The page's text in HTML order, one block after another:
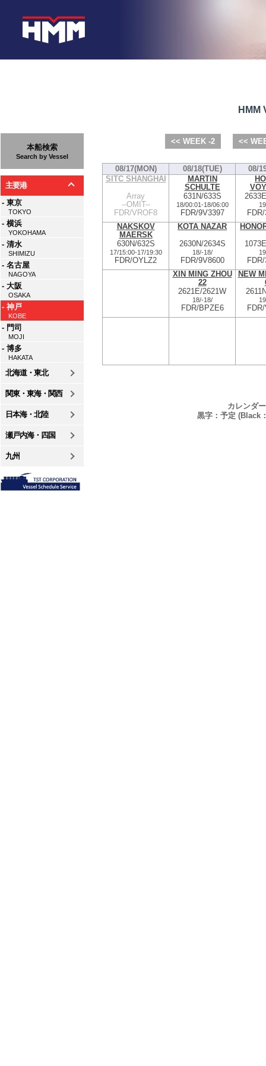
本船検索
Search by Vessel
主要港
- 東京
TOKYO
- 横浜
YOKOHAMA
- 清水
SHIMIZU
- 名古屋
NAGOYA
- 大阪
OSAKA
- 神戸
KOBE
- 門司
MOJI
- 博多
HAKATA
北海道・東北
関東・東海・関西
日本海・北陸
瀬戸内海・四国
九州
HMM
<< WEEK -2 <<
08/17(MON) 08/18(TUE)
08/
SITC SHANGHAI
Array
--OMIT--
FDR/VROF8
MARTIN
SCHULTE
631N/633S
18/00:01-18/06:00
FDR/9V3397
NAKSKOV
MAERSK
630N/632S
17/15:00-17/19:30
FDR/OYLZ2
KOTA NAZAR
2630N/2634S
18/-18/
FDR/9V8600
XIN MING ZHOU
22
2621E/2621W
18/-18/
FDR/BPZE6
NEW
カレンダ
黒字：予定